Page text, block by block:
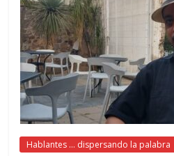
Hablantes ... dispersando la palabra